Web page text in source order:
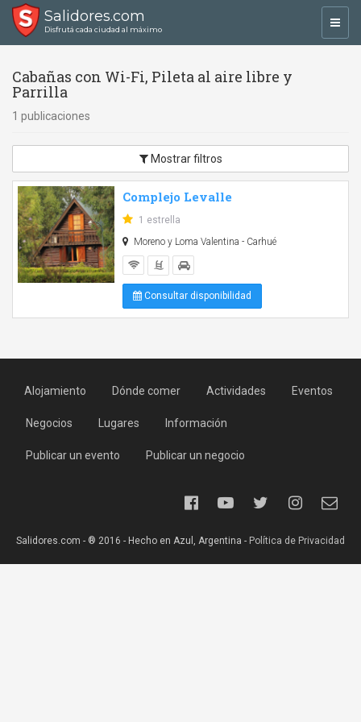
Salidores.com
Disfrutá cada ciudad al máximo
Cabañas con Wi-Fi, Pileta al aire libre y
Parrilla
1 publicaciones
Mostrar filtros
Complejo Levalle
1 estrella
Moreno y Loma Valentina - Carhué
Consultar disponibilidad
Alojamiento Dónde comer Actividades Eventos
Negocios Lugares Información
Publicar un evento Publicar un negocio
Salidores.com - ® 2016 - Hecho en Azul, Argentina - Política de Privacidad